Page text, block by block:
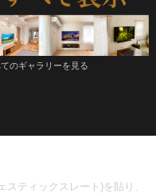
のギャラリーを見る
ティックスレート)を貼り、